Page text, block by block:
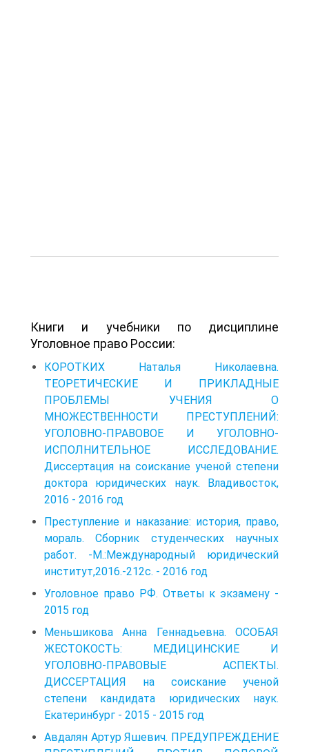
Книги и учебники по дисциплине
Уголовное право России:
КОРОТКИХ Наталья Николаевна.
ТЕОРЕТИЧЕСКИЕ И ПРИКЛАДНЫЕ
ПРОБЛЕМЫ УЧЕНИЯ О
МНОЖЕСТВЕННОСТИ ПРЕСТУПЛЕНИЙ:
УГОЛОВНО-ПРАВОВОЕ И УГОЛОВНО-
ИСПОЛНИТЕЛЬНОЕ ИССЛЕДОВАНИЕ.
Диссертация на соискание ученой степени
доктора юридических наук. Владивосток,
2016 - 2016 год
Преступление и наказание: история, право,
мораль. Сборник студенческих научных
работ. -М.:Международный юридический
институт,2016.-212c. - 2016 год
Уголовное право РФ. Ответы к экзамену -
2015 год
Меньшикова Анна Геннадьевна. ОСОБАЯ
ЖЕСТОКОСТЬ: МЕДИЦИНСКИЕ И
УГОЛОВНО-ПРАВОВЫЕ АСПЕКТЫ.
ДИССЕРТАЦИЯ на соискание ученой
степени кандидата юридических наук.
Екатеринбург - 2015 - 2015 год
Авдалян Артур Яшевич. ПРЕДУПРЕЖДЕНИЕ